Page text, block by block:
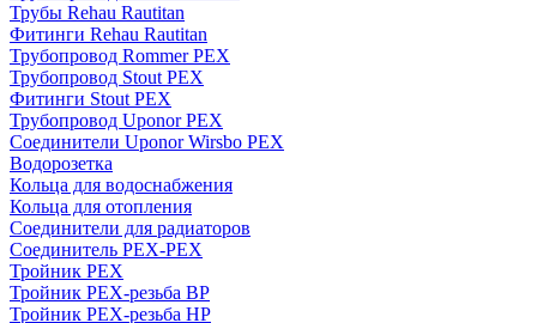
Трубы Rehau Rautitan
Фитинги Rehau Rautitan
Трубопровод Rommer PEX
Трубопровод Stout PEX
Фитинги Stout PEX
Трубопровод Uponor PEX
Соединители Uponor Wirsbo PEX
Водорозетка
Кольца для водоснабжения
Кольца для отопления
Соединители для радиаторов
Соединитель PEX-PEX
Тройник PEX
Тройник PEX-резьба ВР
Тройник PEX-резьба НР